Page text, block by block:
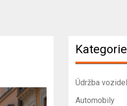
Kategorie
Údržba vozidel
Automobily